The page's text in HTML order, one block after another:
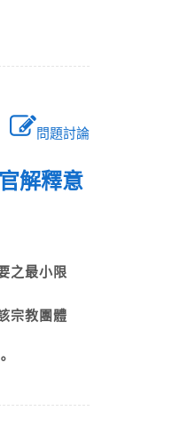
問題討論
解釋意
之最小限
宗教團體